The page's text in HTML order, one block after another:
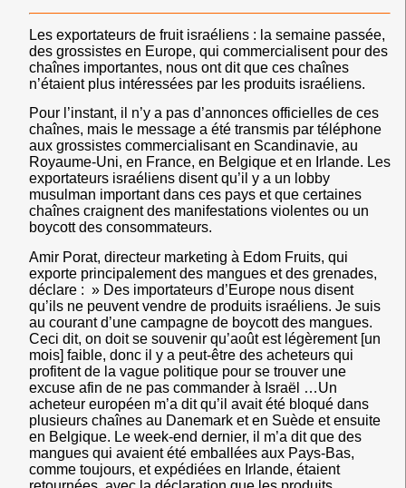
Les exportateurs de fruit israéliens : la semaine passée,
des grossistes en Europe, qui commercialisent pour des
chaînes importantes, nous ont dit que ces chaînes
n’étaient plus intéressées par les produits israéliens.
Pour l’instant, il n’y a pas d’annonces officielles de ces
chaînes, mais le message a été transmis par téléphone
aux grossistes commercialisant en Scandinavie, au
Royaume-Uni, en France, en Belgique et en Irlande. Les
exportateurs israéliens disent qu’il y a un lobby
musulman important dans ces pays et que certaines
chaînes craignent des manifestations violentes ou un
boycott des consommateurs.
Amir Porat, directeur marketing à Edom Fruits, qui
exporte principalement des mangues et des grenades,
déclare : » Des importateurs d’Europe nous disent
qu’ils ne peuvent vendre de produits israéliens. Je suis
au courant d’une campagne de boycott des mangues.
Ceci dit, on doit se souvenir qu’août est légèrement [un
mois] faible, donc il y a peut-être des acheteurs qui
profitent de la vague politique pour se trouver une
excuse afin de ne pas commander à Israël …Un
acheteur européen m’a dit qu’il avait été bloqué dans
plusieurs chaînes au Danemark et en Suède et ensuite
en Belgique. Le week-end dernier, il m’a dit que des
mangues qui avaient été emballées aux Pays-Bas,
comme toujours, et expédiées en Irlande, étaient